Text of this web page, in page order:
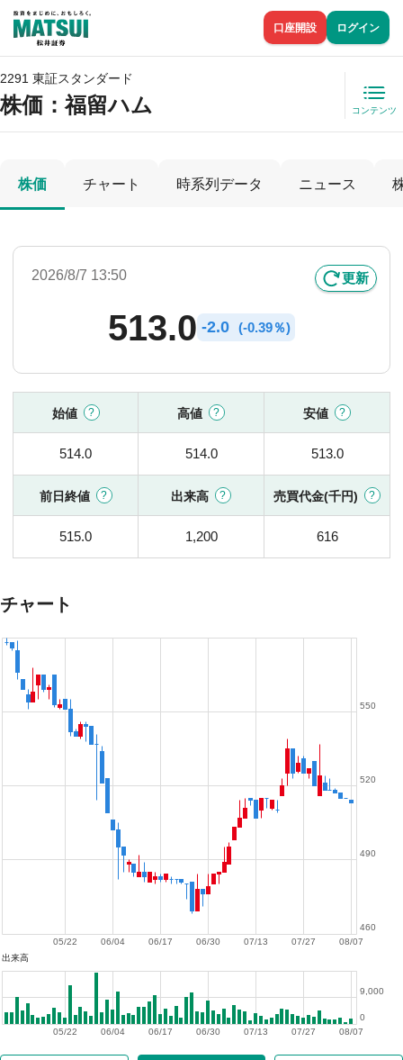
口座開設 ログイン
2291 東証スタンダード
株価 ：福留ハム コンテンツ
株価 チャート 時系列データ ニュース
2026/8/7 13:50 更新
513.0 -2.0 (-0.39％)
始値 高値 安値
514.0 514.0 513.0
前日終値 出来高 売買代金(千円)
515.0 1,200 616
チャート
08/07
07/27
07/13
06/30
06/17
06/04
05/22
460
490
520
550
出来高
08/07
07/27
07/13
06/30
06/17
06/04
05/22
0
9,000